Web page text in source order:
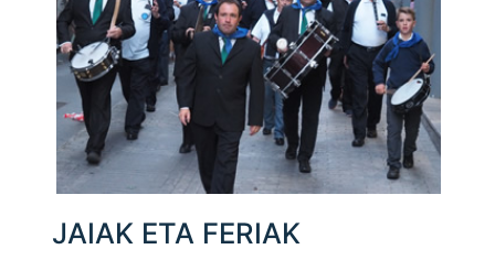
JAIAK ETA FERIAK